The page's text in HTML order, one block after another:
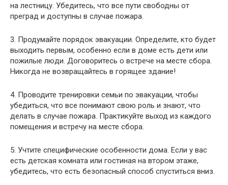
на лестницу. Убедитесь, что все пути свободны от
преград и доступны в случае пожара.
3. Продумайте порядок эвакуации. Определите, кто будет
выходить первым, особенно если в доме есть дети или
пожилые люди. Договоритесь о встрече на месте сбора.
Никогда не возвращайтесь в горящее здание!
4. Проводите тренировки семьи по эвакуации, чтобы
убедиться, что все понимают свою роль и знают, что
делать в случае пожара. Практикуйте выход из каждого
помещения и встречу на месте сбора.
5. Учтите специфические особенности дома. Если у вас
есть детская комната или гостиная на втором этаже,
убедитесь, что есть безопасный способ спуститься вниз.